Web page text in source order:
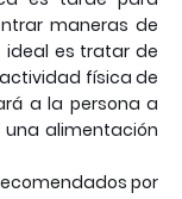
maneras de
ideal es tratar de
física de
a la persona a
alimentación
por